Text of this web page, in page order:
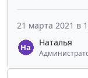
Наталья
21 марта 2021 в